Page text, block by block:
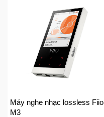
Máy nghe nhạc lossless Fiio
M3